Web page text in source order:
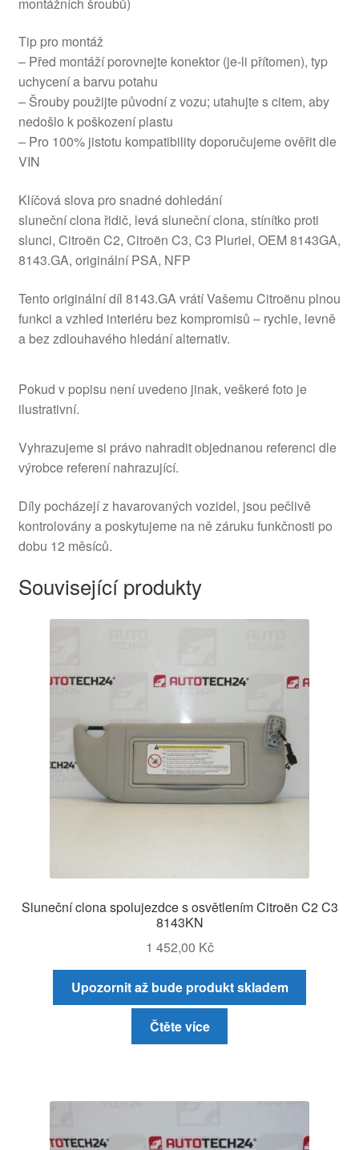
Tip pro montáž
– Před montáží porovnejte konektor (je-li přítomen), typ
uchycení a barvu potahu
– Šrouby použijte původní z vozu; utahujte s citem, aby
nedošlo k poškození plastu
– Pro 100% jistotu kompatibility doporučujeme ověřit dle
VIN
Klíčová slova pro snadné dohledání
sluneční clona řidič, levá sluneční clona, stínítko proti
slunci, Citroën C2, Citroën C3, C3 Pluriel, OEM 8143GA,
8143.GA, originální PSA, NFP
Tento originální díl 8143.GA vrátí Vašemu Citroënu plnou
funkci a vzhled interiéru bez kompromisů – rychle, levně
a bez zdlouhavého hledání alternativ.
Pokud v popisu není uvedeno jinak, veškeré foto je
ilustrativní.
Vyhrazujeme si právo nahradit objednanou referenci dle
výrobce referení nahrazující.
Díly pocházejí z havarovaných vozidel, jsou pečlivě
kontrolovány a poskytujeme na ně záruku funkčnosti po
dobu 12 měsíců.
Související produkty
Sluneční clona spolujezdce s osvětlením Citroën C2 C3
8143KN
1 452,00 Kč
Upozornit až bude produkt skladem
Čtěte více